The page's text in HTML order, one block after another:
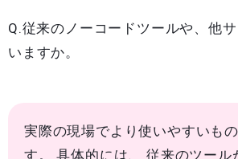
Q.従来のノーコードツールや、他
いますか。
実際の現場でより使いやすいも
す。 具体的には、 従来のツール